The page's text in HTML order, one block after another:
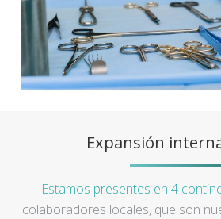
Expansión
Estamos presentes en 4
colaboradores locales, que son